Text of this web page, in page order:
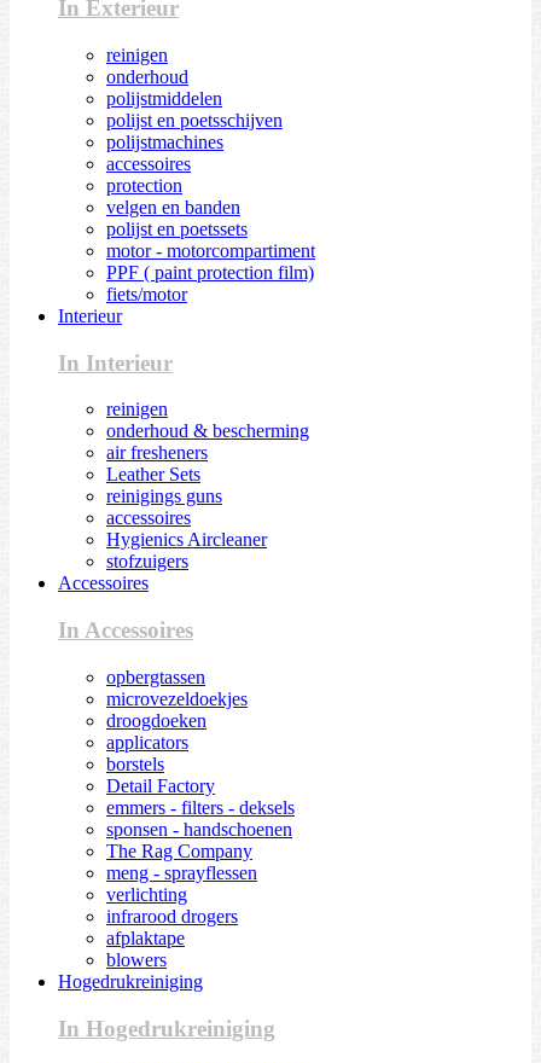
In Exterieur
reinigen
onderhoud
polijstmiddelen
polijst en poetsschijven
polijstmachines
accessoires
protection
velgen en banden
polijst en poetssets
motor - motorcompartiment
PPF ( paint protection film)
fiets/motor
Interieur
In Interieur
reinigen
onderhoud & bescherming
air fresheners
Leather Sets
reinigings guns
accessoires
Hygienics Aircleaner
stofzuigers
Accessoires
In Accessoires
opbergtassen
microvezeldoekjes
droogdoeken
applicators
borstels
Detail Factory
emmers - filters - deksels
sponsen - handschoenen
The Rag Company
meng - sprayflessen
verlichting
infrarood drogers
afplaktape
blowers
Hogedrukreiniging
In Hogedrukreiniging